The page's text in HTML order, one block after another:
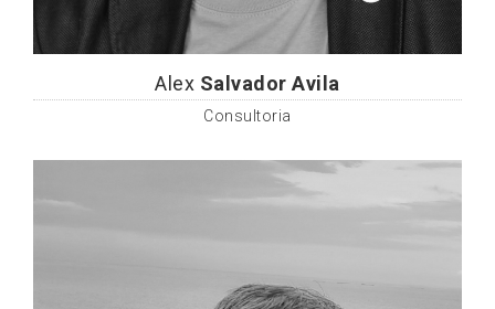
Alex Salvador Avila
Consultoria